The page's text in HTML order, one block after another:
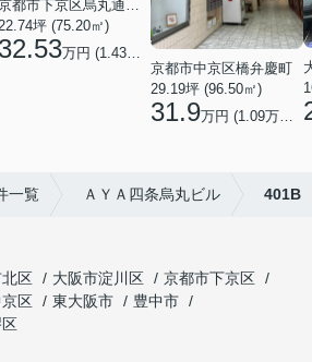
22.74坪 (75.20㎡)
32.53万円 (1.43万円/坪)
京都市中京区橋弁慶町
29.19坪 (96.50㎡)
31.9万円 (1.09万円/坪)
一覧 ＡＹＡ四条烏丸ビル 401B
区 大阪市淀川区
京都市下京区
区 東大阪市
豊中市